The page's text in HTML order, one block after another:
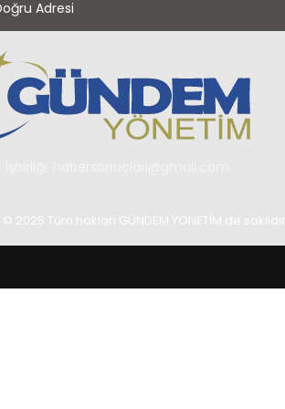
Adresi
2025 Tüm hakları GÜNDEM YÖNETİM de saklıdır.